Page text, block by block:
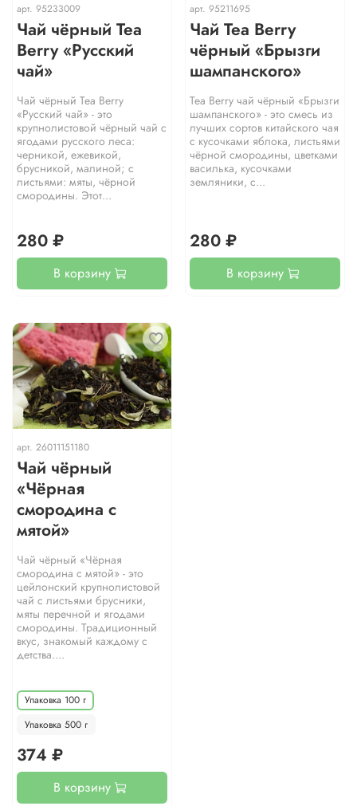
арт. 95233009
Чай чёрный Tea
Berry «Русский
чай»
Чай чёрный Tea Berry
«Русский чай» - это
крупнолистовой чёрный чай с
ягодами русского леса:
черникой, ежевикой,
брусникой, малиной; с
листьями: мяты, чёрной
смородины. Этот...
280 ₽
В корзину
арт. 95211695
Чай Tea Berry
чёрный «Брызги
шампанского»
Tea Berry чай чёрный «Брызги
шампанского» - это смесь из
лучших сортов китайского чая
с кусочками яблока, листьями
чёрной смородины, цветками
василька, кусочками
земляники, с...
280 ₽
В корзину
арт. 26011151180
Чай чёрный
«Чёрная
смородина с
мятой»
Чай чёрный «Чёрная
смородина с мятой» - это
цейлонский крупнолистовой
чай с листьями брусники,
мяты перечной и ягодами
смородины. Традиционный
вкус, знакомый каждому с
детства....
Упаковка 100 г
Упаковка 500 г
374 ₽
В корзину